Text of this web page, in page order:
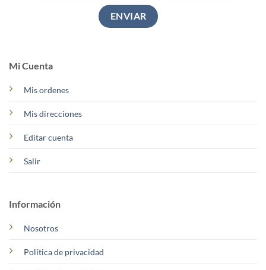
Mi Cuenta
Mis ordenes
Mis direcciones
Editar cuenta
Salir
Información
Nosotros
Política de privacidad